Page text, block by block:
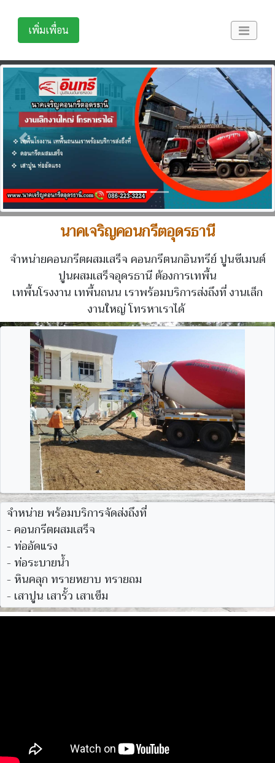
เพิ่มเพื่อน
Previous Next
นาคเจริญคอนกรีตอุดรธานี
จำหน่ายคอนกรีตผสมเสร็จ คอนกรีตนกอินทรีย์ ปูนซีเมนต์
ปูนผสมเสร็จอุดรธานี ต้องการเทพื้น
เทพื้นโรงงาน เทพื้นถนน เราพร้อมบริการส่งถึงที่ งานเล็ก
งานใหญ่ โทรหาเราได้
จำหน่าย พร้อมบริการจัดส่งถึงที่
- คอนกรีตผสมเสร็จ
- ท่ออัดแรง
- ท่อระบายน้ำ
- หินคลุก ทรายหยาบ ทรายถม
- เสาปูน เสารั้ว เสาเข็ม